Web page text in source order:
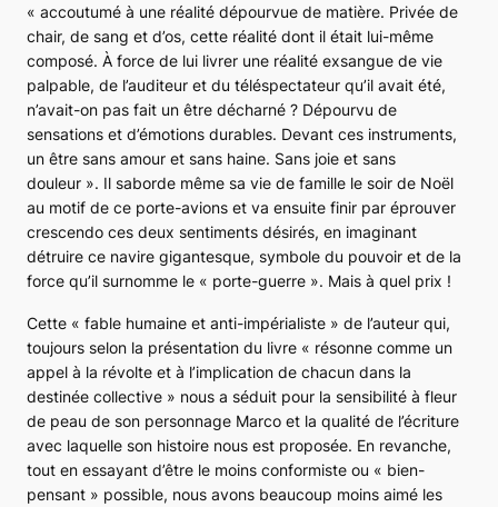
« accoutumé à une réalité dépourvue de matière. Privée de
chair, de sang et d’os, cette réalité dont il était lui-même
composé. À force de lui livrer une réalité exsangue de vie
palpable, de l’auditeur et du téléspectateur qu’il avait été,
n’avait-on pas fait un être décharné ? Dépourvu de
sensations et d’émotions durables. Devant ces instruments,
un être sans amour et sans haine. Sans joie et sans
douleur ». Il saborde même sa vie de famille le soir de Noël
au motif de ce porte-avions et va ensuite finir par éprouver
crescendo ces deux sentiments désirés, en imaginant
détruire ce navire gigantesque, symbole du pouvoir et de la
force qu’il surnomme le « porte-guerre ». Mais à quel prix !
Cette « fable humaine et anti-impérialiste » de l’auteur qui,
toujours selon la présentation du livre « résonne comme un
appel à la révolte et à l’implication de chacun dans la
destinée collective » nous a séduit pour la sensibilité à fleur
de peau de son personnage Marco et la qualité de l’écriture
avec laquelle son histoire nous est proposée. En revanche,
tout en essayant d’être le moins conformiste ou « bien-
pensant » possible, nous avons beaucoup moins aimé les